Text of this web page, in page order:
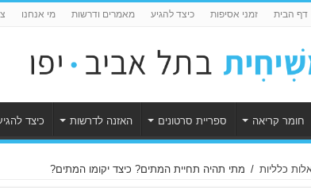
דף הבית זמני אסיפות כיצד להגיע מאמרים ודרשות מי אנחנו
חומר קריאה ספריית סרטונים האזנה לדרשות כיצד
כלליות / מתי תהיה תחיית המתים? כיצד יקומו המתים?